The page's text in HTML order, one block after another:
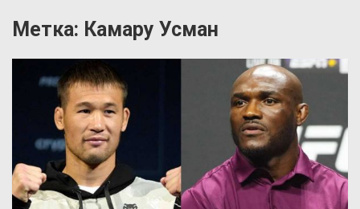
Метка: Камару Усман